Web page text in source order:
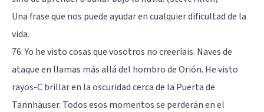
Una frase que nos puede ayudar en cualquier dificultad de la
vida.
76. Yo he visto cosas que vosotros no creeríais. Naves de
ataque en llamas más allá del hombro de Orión. He visto
rayos-C brillar en la oscuridad cerca de la Puerta de
Tannhäuser. Todos esos momentos se perderán en el